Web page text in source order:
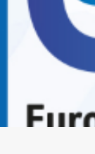
COMMERCIO
BANCARIO E
NEWS ED